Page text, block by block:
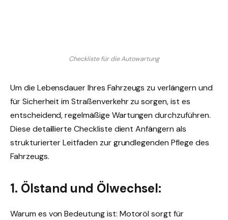
Checkliste für die Autowartung
Um die Lebensdauer Ihres Fahrzeugs zu verlängern und
für Sicherheit im Straßenverkehr zu sorgen, ist es
entscheidend, regelmäßige Wartungen durchzuführen.
Diese detaillierte Checkliste dient Anfängern als
strukturierter Leitfaden zur grundlegenden Pflege des
Fahrzeugs.
1. Ölstand und Ölwechsel:
Warum es von Bedeutung ist: Motoröl sorgt für